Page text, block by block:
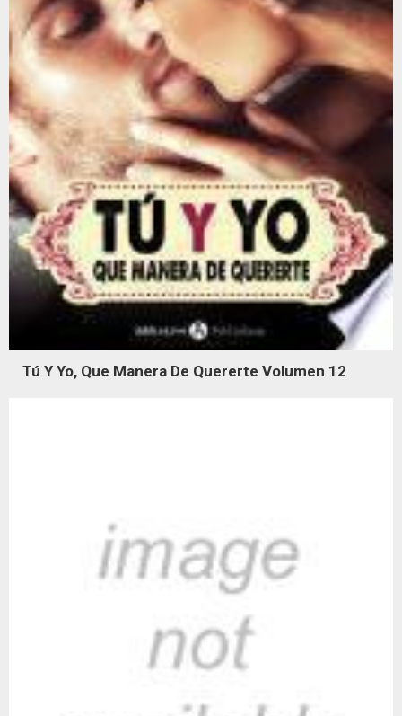
Tú Y Yo, Que Manera De Quererte Volumen 12